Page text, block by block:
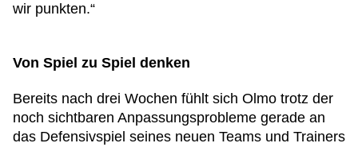
wir punkten.“
Von Spiel zu Spiel denken
Bereits nach drei Wochen fühlt sich Olmo trotz der
noch sichtbaren Anpassungsprobleme gerade an
das Defensivspiel seines neuen Teams und Trainers